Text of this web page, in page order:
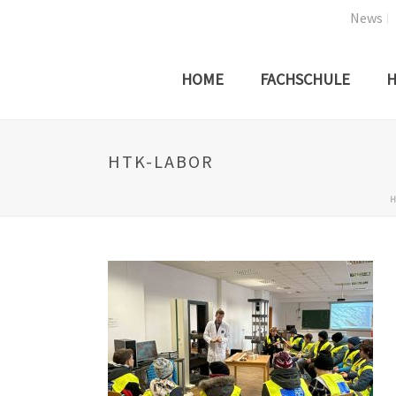
News
HOME FACHSCHULE
HTK-LABOR